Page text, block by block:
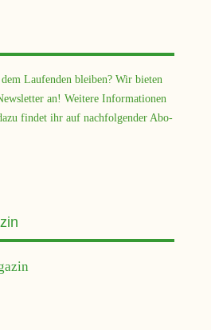
Laufenden bleiben? Wir bieten
an! Weitere Informationen
findet ihr auf nachfolgender Abo-